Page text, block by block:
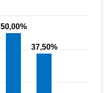
50,00%
37,50%